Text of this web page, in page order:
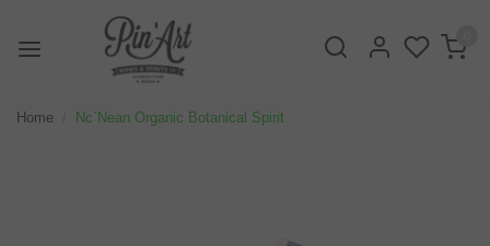
Home Nc`Nean Organic Botanical Spirit